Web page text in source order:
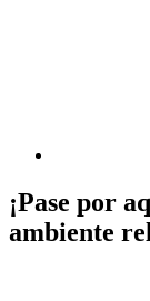
¡Pase por
ambiente